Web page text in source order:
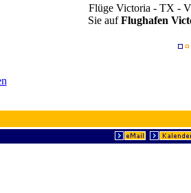
Flüge Victoria - TX -
Sie aufFlughafen